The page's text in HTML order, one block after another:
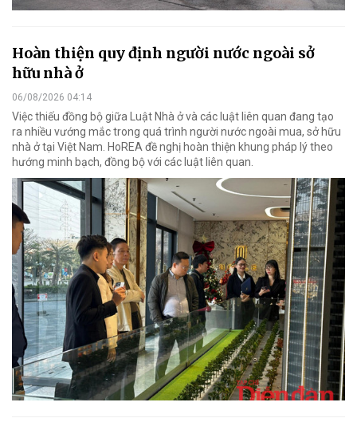
Hoàn thiện quy định người nước ngoài sở
hữu nhà ở
06/08/2026 04:14
Việc thiếu đồng bộ giữa Luật Nhà ở và các luật liên quan đang tạo
ra nhiều vướng mắc trong quá trình người nước ngoài mua, sở hữu
nhà ở tại Việt Nam. HoREA đề nghị hoàn thiện khung pháp lý theo
hướng minh bạch, đồng bộ với các luật liên quan.